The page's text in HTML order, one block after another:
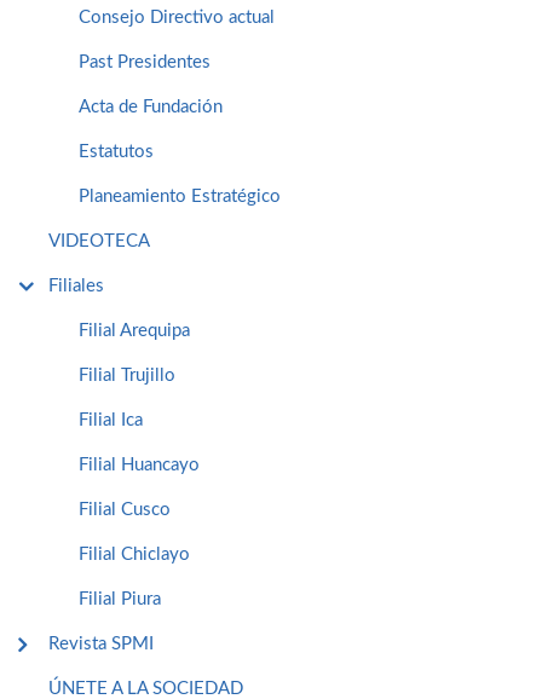
Consejo Directivo actual
Past Presidentes
Acta de Fundación
Estatutos
Planeamiento Estratégico
VIDEOTECA
Filiales
Filial Arequipa
Filial Trujillo
Filial Ica
Filial Huancayo
Filial Cusco
Filial Chiclayo
Filial Piura
Revista SPMI
ÚNETE A LA SOCIEDAD